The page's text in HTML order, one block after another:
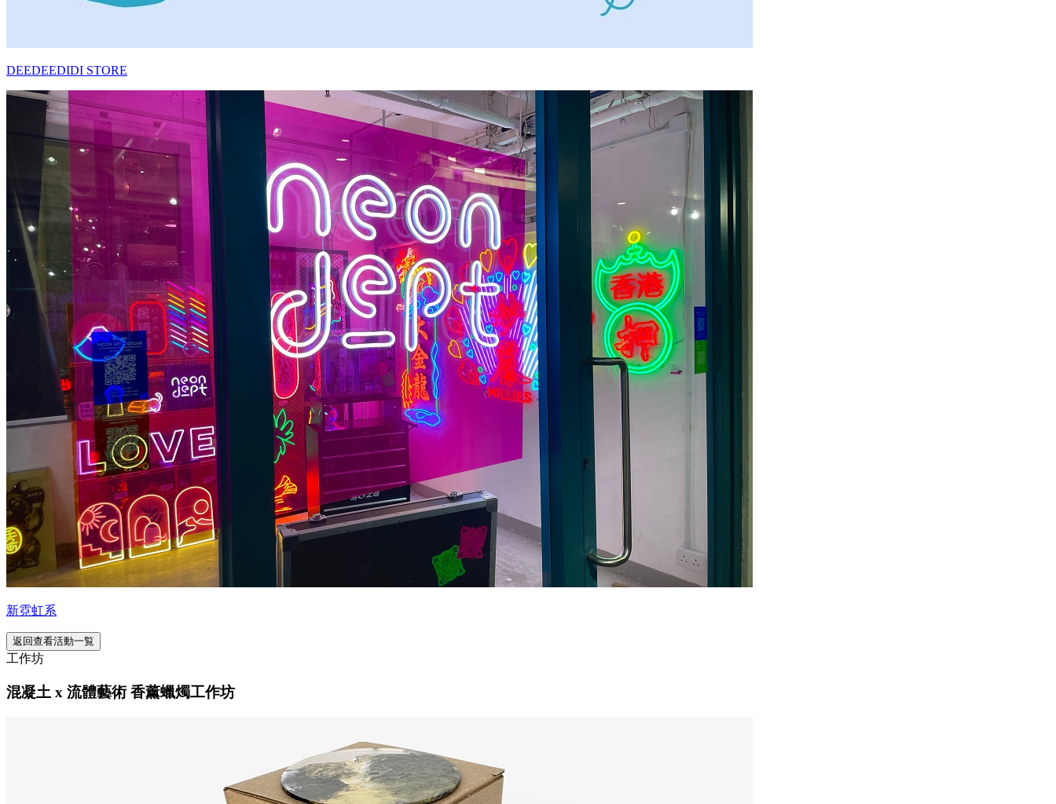
DEEDEEDIDI STORE
新霓虹系
返回查看活動一覧
工作坊
混凝土 x 流體藝術 香薰蠟燭工作坊